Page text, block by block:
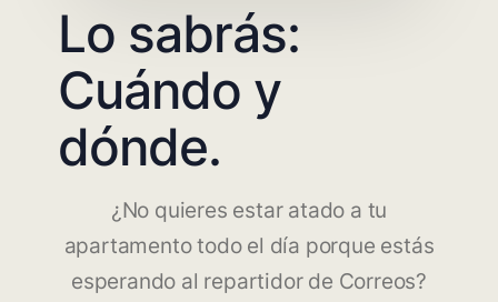
Lo sabrás:
Cuándo y
dónde.
¿No quieres estar atado a tu
apartamento todo el día porque estás
esperando al repartidor de Correos?